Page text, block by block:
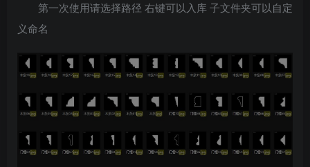
第一次使用请选择路径 右键可以入库 子文件夹可以自定
义命名